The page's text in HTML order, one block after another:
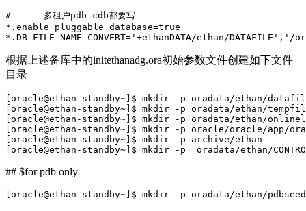
#------多租户pdb cdb都要写
*.enable_pluggable_database=true
*.DB_FILE_NAME_CONVERT= '+ethanDATA/ethan/DATAFILE' , '/
根据上述备库中的initethanadg.ora初始参数文件创建如下文件
目录
[oracle@ethan-standby~]$ mkdir -p oradata/ethan/
[oracle@ethan-standby~]$ mkdir -p oradata/ethan/
[oracle@ethan-standby~]$ mkdir -p oradata/ethan/
[oracle@ethan-standby~]$ mkdir -p oracle/oracle/app/
[oracle@ethan-standby~]$ mkdir -p archive/ethan
[oracle@ethan-standby~]$ mkdir -p  oradata/ethan/
## $for pdb only
[oracle@ethan-standby~]$ mkdir -p oradata/ethan/